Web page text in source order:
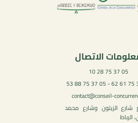
الاتصال
05 37 75 28 10
contact@conseil-
شارع الزيتون وشارع محمد
الرباط